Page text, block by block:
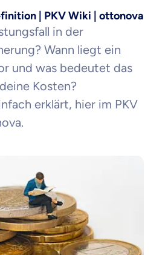
| PKV Wiki | ottonova
in der
Wann liegt ein
und was bedeutet das
Kosten?
erklärt, hier im PKV